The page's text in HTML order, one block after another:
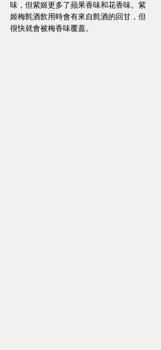
味，但紫姬更多了蘋果香味和花香味。紫
姬梅氈酒飲用時會有來自氈酒的回甘，但
很快就會被梅香味覆蓋。